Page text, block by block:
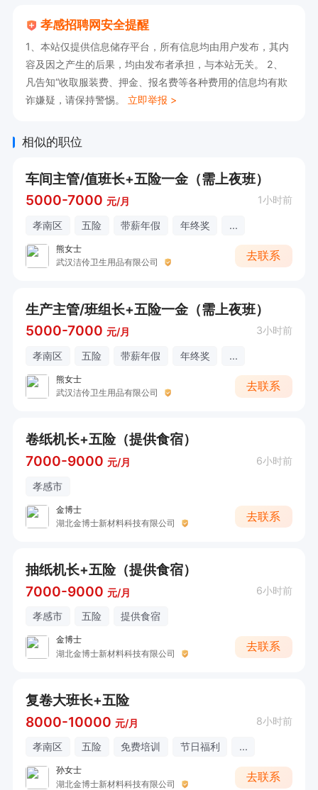
孝感招聘网安全提醒
1、本站仅提供信息储存平台，所有信息均由用户发布，其内
容及因之产生的后果，均由发布者承担，与本站无关。 2、
凡告知“收取服装费、押金、报名费等各种费用的信息均有欺
诈嫌疑，请保持警惕。 立即举报 >
相似的职位
车间主管/值班长+五险一金（需上夜班）
5000-7000 元/月 1小时前
孝南区 五险 带薪年假 年终奖 ...
熊女士
武汉洁伶卫生用品有限公司
去联系
生产主管/班组长+五险一金（需上夜班）
5000-7000 元/月 3小时前
孝南区 五险 带薪年假 年终奖 ...
熊女士
武汉洁伶卫生用品有限公司
去联系
卷纸机长+五险（提供食宿）
7000-9000 元/月 6小时前
孝感市
金博士
湖北金博士新材料科技有限公司
去联系
抽纸机长+五险（提供食宿）
7000-9000 元/月 6小时前
孝感市 五险 提供食宿
金博士
湖北金博士新材料科技有限公司
去联系
复卷大班长+五险
8000-10000 元/月 8小时前
孝南区 五险 免费培训 节日福利 ...
孙女士
湖北金博士新材料科技有限公司
去联系